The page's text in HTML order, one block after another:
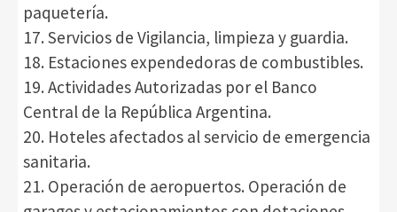
paquetería.
17. Servicios de Vigilancia, limpieza y guardia.
18. Estaciones expendedoras de combustibles.
19. Actividades Autorizadas por el Banco
Central de la República Argentina.
20. Hoteles afectados al servicio de emergencia
sanitaria.
21. Operación de aeropuertos. Operación de